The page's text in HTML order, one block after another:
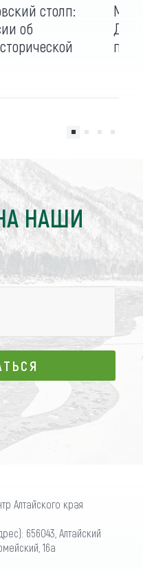
столп:
об
НАШИ
Алтайского края
656043, Алтайский
16а